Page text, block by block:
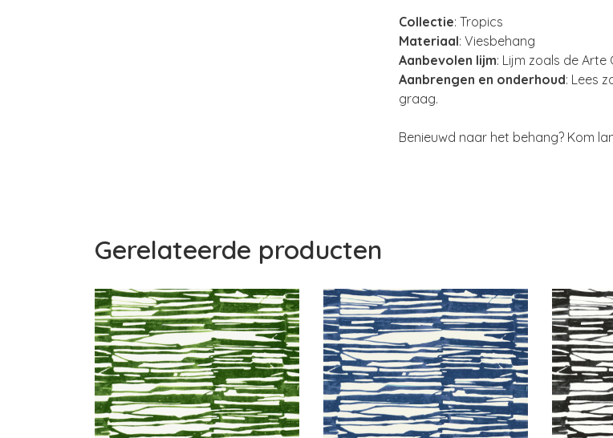
Collectie: Tropics
Materiaal: Viesbehang
Aanbevolen lijm: Lijm zoals de Arte
Aanbrengen en onderhoud: Lees
graag.
Benieuwd naar het behang? Kom
Gerelateerde producten